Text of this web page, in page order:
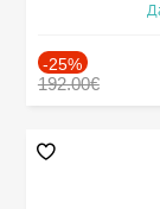
-25%
192.00€